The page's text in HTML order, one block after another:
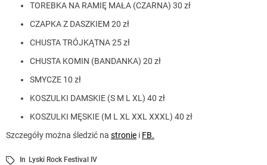
TOREBKA NA RAMIĘ MAŁA (CZARNA) 30 zł
CZAPKA Z DASZKIEM 20 zł
CHUSTA TRÓJKĄTNA 25 zł
CHUSTA KOMIN (BANDANKA) 20 zł
SMYCZE 10 zł
KOSZULKI DAMSKIE (S M L XL) 40 zł
KOSZULKI MĘSKIE (M L XL XXL XXXL) 40 zł
Szczegóły można śledzić na stronie i FB.
In Lyski Rock Festival IV